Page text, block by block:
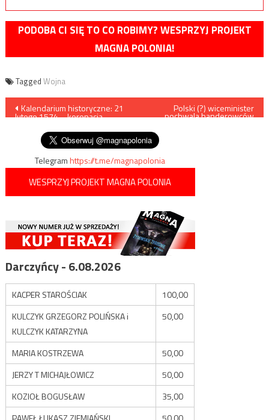
PODOBA CI SIĘ TO CO ROBIMY? WESPRZYJ PROJEKT
MAGNA POLONIA!
Tagged Wojna
Nawigacja
wpisu
Kalendarium historyczne: 21
lutego 1574 – koronacja
Polski (?) wiceminister
pochwala banderowców
Telegramhttps://t.me/magnapolonia
WESPRZYJ PROJEKT MAGNA POLONIA
Darczyńcy - 6.08.2026
KACPER STAROŚCIAK
100,00
KULCZYK GRZEGORZ POLIŃSKA i
KULCZYK KATARZYNA
50,00
MARIA KOSTRZEWA
50,00
JERZY T MICHAJŁOWICZ
50,00
KOZIOŁ BOGUSŁAW
35,00